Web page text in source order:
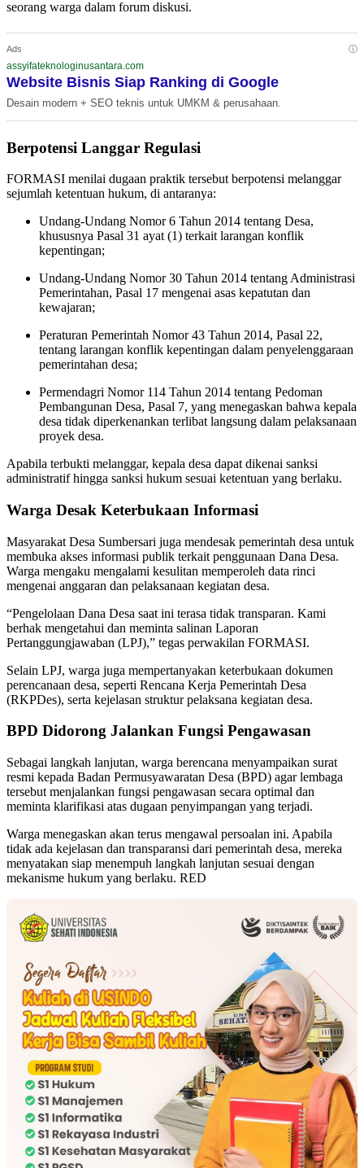
seorang warga dalam forum diskusi.
Ads ⓘ
assyifateknologinusantara.com
Website Bisnis Siap Ranking di Google
Desain modern + SEO teknis untuk UMKM & perusahaan.
Berpotensi Langgar Regulasi
FORMASI menilai dugaan praktik tersebut berpotensi melanggar
sejumlah ketentuan hukum, di antaranya:
Undang-Undang Nomor 6 Tahun 2014 tentang Desa,
khususnya Pasal 31 ayat (1) terkait larangan konflik
kepentingan;
Undang-Undang Nomor 30 Tahun 2014 tentang Administrasi
Pemerintahan, Pasal 17 mengenai asas kepatutan dan
kewajaran;
Peraturan Pemerintah Nomor 43 Tahun 2014, Pasal 22,
tentang larangan konflik kepentingan dalam penyelenggaraan
pemerintahan desa;
Permendagri Nomor 114 Tahun 2014 tentang Pedoman
Pembangunan Desa, Pasal 7, yang menegaskan bahwa kepala
desa tidak diperkenankan terlibat langsung dalam pelaksanaan
proyek desa.
Apabila terbukti melanggar, kepala desa dapat dikenai sanksi
administratif hingga sanksi hukum sesuai ketentuan yang berlaku.
Warga Desak Keterbukaan Informasi
Masyarakat Desa Sumbersari juga mendesak pemerintah desa untuk
membuka akses informasi publik terkait penggunaan Dana Desa.
Warga mengaku mengalami kesulitan memperoleh data rinci
mengenai anggaran dan pelaksanaan kegiatan desa.
“Pengelolaan Dana Desa saat ini terasa tidak transparan. Kami
berhak mengetahui dan meminta salinan Laporan
Pertanggungjawaban (LPJ),” tegas perwakilan FORMASI.
Selain LPJ, warga juga mempertanyakan keterbukaan dokumen
perencanaan desa, seperti Rencana Kerja Pemerintah Desa
(RKPDes), serta kejelasan struktur pelaksana kegiatan desa.
BPD Didorong Jalankan Fungsi Pengawasan
Sebagai langkah lanjutan, warga berencana menyampaikan surat
resmi kepada Badan Permusyawaratan Desa (BPD) agar lembaga
tersebut menjalankan fungsi pengawasan secara optimal dan
meminta klarifikasi atas dugaan penyimpangan yang terjadi.
Warga menegaskan akan terus mengawal persoalan ini. Apabila
tidak ada kejelasan dan transparansi dari pemerintah desa, mereka
menyatakan siap menempuh langkah lanjutan sesuai dengan
mekanisme hukum yang berlaku. RED